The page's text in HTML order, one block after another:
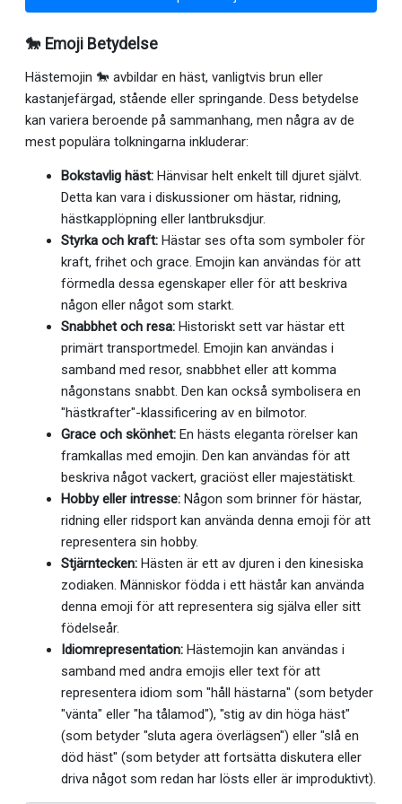
🐎 Emoji Betydelse
Hästemojin 🐎 avbildar en häst, vanligtvis brun eller
kastanjefärgad, stående eller springande. Dess betydelse
kan variera beroende på sammanhang, men några av de
mest populära tolkningarna inkluderar:
Bokstavlig häst: Hänvisar helt enkelt till djuret självt.
Detta kan vara i diskussioner om hästar, ridning,
hästkapplöpning eller lantbruksdjur.
Styrka och kraft: Hästar ses ofta som symboler för
kraft, frihet och grace. Emojin kan användas för att
förmedla dessa egenskaper eller för att beskriva
någon eller något som starkt.
Snabbhet och resa: Historiskt sett var hästar ett
primärt transportmedel. Emojin kan användas i
samband med resor, snabbhet eller att komma
någonstans snabbt. Den kan också symbolisera en
"hästkrafter"-klassificering av en bilmotor.
Grace och skönhet: En hästs eleganta rörelser kan
framkallas med emojin. Den kan användas för att
beskriva något vackert, graciöst eller majestätiskt.
Hobby eller intresse: Någon som brinner för hästar,
ridning eller ridsport kan använda denna emoji för att
representera sin hobby.
Stjärntecken: Hästen är ett av djuren i den kinesiska
zodiaken. Människor födda i ett hästår kan använda
denna emoji för att representera sig själva eller sitt
födelseår.
Idiomrepresentation: Hästemojin kan användas i
samband med andra emojis eller text för att
representera idiom som "håll hästarna" (som betyder
"vänta" eller "ha tålamod"), "stig av din höga häst"
(som betyder "sluta agera överlägsen") eller "slå en
död häst" (som betyder att fortsätta diskutera eller
driva något som redan har lösts eller är improduktivt).